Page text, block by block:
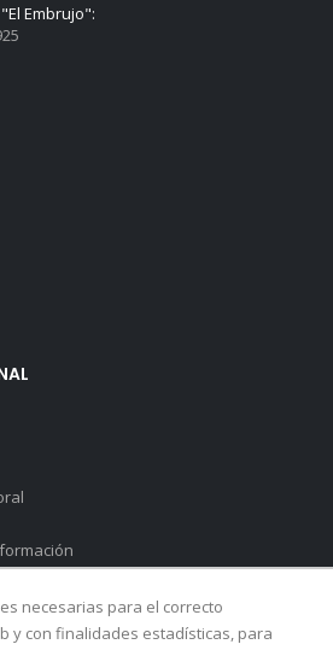
Embrujo":
necesarias para el correcto
y con finalidades estadísticas, para